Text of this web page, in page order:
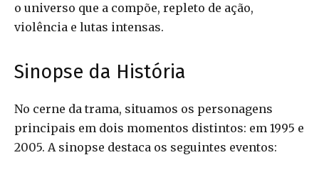
o universo que a compõe, repleto de ação,
violência e lutas intensas.
Sinopse da História
No cerne da trama, situamos os personagens
principais em dois momentos distintos: em 1995 e
2005. A sinopse destaca os seguintes eventos: